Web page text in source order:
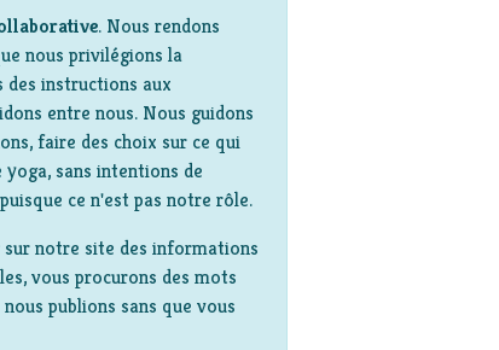
. Nous rendons
nous privilégions la
des instructions aux
entre nous. Nous guidons
faire des choix sur ce qui
sans intentions de
ce n'est pas notre rôle.
notre site des informations
vous procurons des mots
publions sans que vous